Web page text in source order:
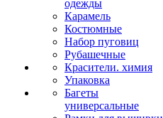
одежды
Карамель
Костюмные
Набор пуговиц
Рубашечные
Красители. химия
Упаковка
Багеты
универсальные